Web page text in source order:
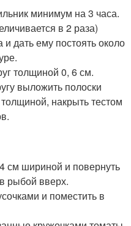
минимум на 3 часа.
в 2 раза)
и дать ему постоять около
толщиной 0, 6 см.
выложить полоски
накрыть тестом
см шириной и повернуть
рыбой вверх.
и поместить в